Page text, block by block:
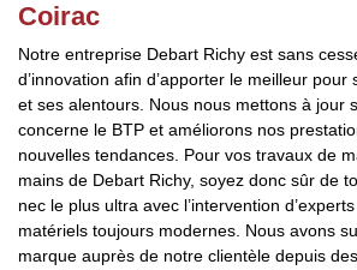
Coirac
Notre entreprise Debart Richy est sans
d’innovation afin d’apporter le meilleur
et ses alentours. Nous nous mettons à jour
concerne le BTP et améliorons nos
nouvelles tendances. Pour vos travaux de
mains de Debart Richy, soyez donc sûr de
nec le plus ultra avec l’intervention
matériels toujours modernes. Nous avons
marque auprès de notre clientèle depuis